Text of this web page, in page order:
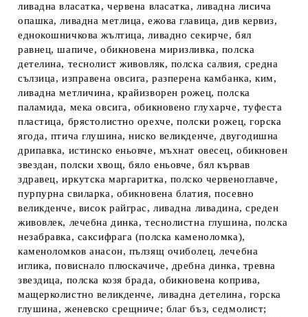
ливадна власатка, червена власатка, ливадна лисича
опашка, ливадна метлица, ежова главица, див кервиз,
еднокошничкова жълтица, ливадно секирче, бял
равнец, шапиче, обикновена миризливка, полска
детелина, теснолист живовляк, полска салвия, средна
сълзица, изправена овсига, разперена камбанка, ким,
ливадна метличина, крайизворен рожец, полска
паламида, мека овсига, обикновено глухарче, туфеста
пластица, брястолистно орехче, полски рожец, горска
ягода, птича глушина, ниско великденче, двугодишна
дрипавка, истинско еньовче, мъхнат овесец, обикновен
звездан, полски хвощ, бяло еньовче, бял кървав
здравец, иркутска маргаритка, полско червеноглавче,
пурпурна свиларка, обикновена блатия, посевно
великденче, висок райграс, ливадна ливадина, среден
живовлек, лечебна динка, теснолистна глушина, полска
незабравка, саксифрага (полска каменоломка),
каменоломков анасон, пълзящ очиболец, лечебна
иглика, повиснало плюскачиче, дребна динка, тревна
звездица, полска козя брада, обикновена коприва,
мащерколистно великденче, ливадна детелина, горска
глушина, женевско срещниче; благ бъз, седмолист;